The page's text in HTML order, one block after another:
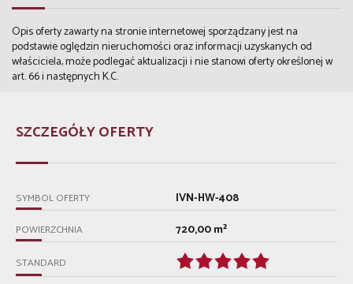
Opis oferty zawarty na stronie internetowej sporządzany jest na
podstawie oględzin nieruchomości oraz informacji uzyskanych od
właściciela, może podlegać aktualizacji i nie stanowi oferty określonej w
art. 66 i następnych K.C.
SZCZEGÓŁY OFERTY
SYMBOL OFERTY IVN-HW-408
POWIERZCHNIA 720,00 m²
STANDARD